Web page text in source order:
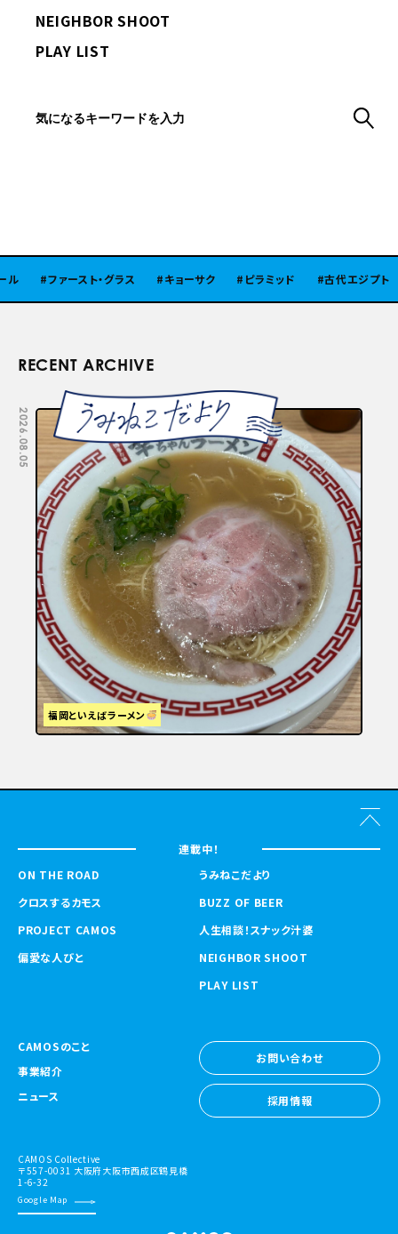
NEIGHBOR SHOOT
PLAY LIST
ファースト・グラス キョーサク ピラミッド 古代エジプト
RECENT ARCHIVE
2026.08.05
福岡といえばラーメン
連載中！
ON THE ROAD
クロスするカモス
PROJECT CAMOS
偏愛な人びと
うみねこだより
BUZZ OF BEER
人生相談！スナック汁婆
NEIGHBOR SHOOT
PLAY LIST
CAMOSのこと
事業紹介
ニュース
お問い合わせ
お問い合わせ
採用情報
CAMOS Collective
〒557-0031 大阪府大阪市西成区鶴見橋
1-6-32
Google Map